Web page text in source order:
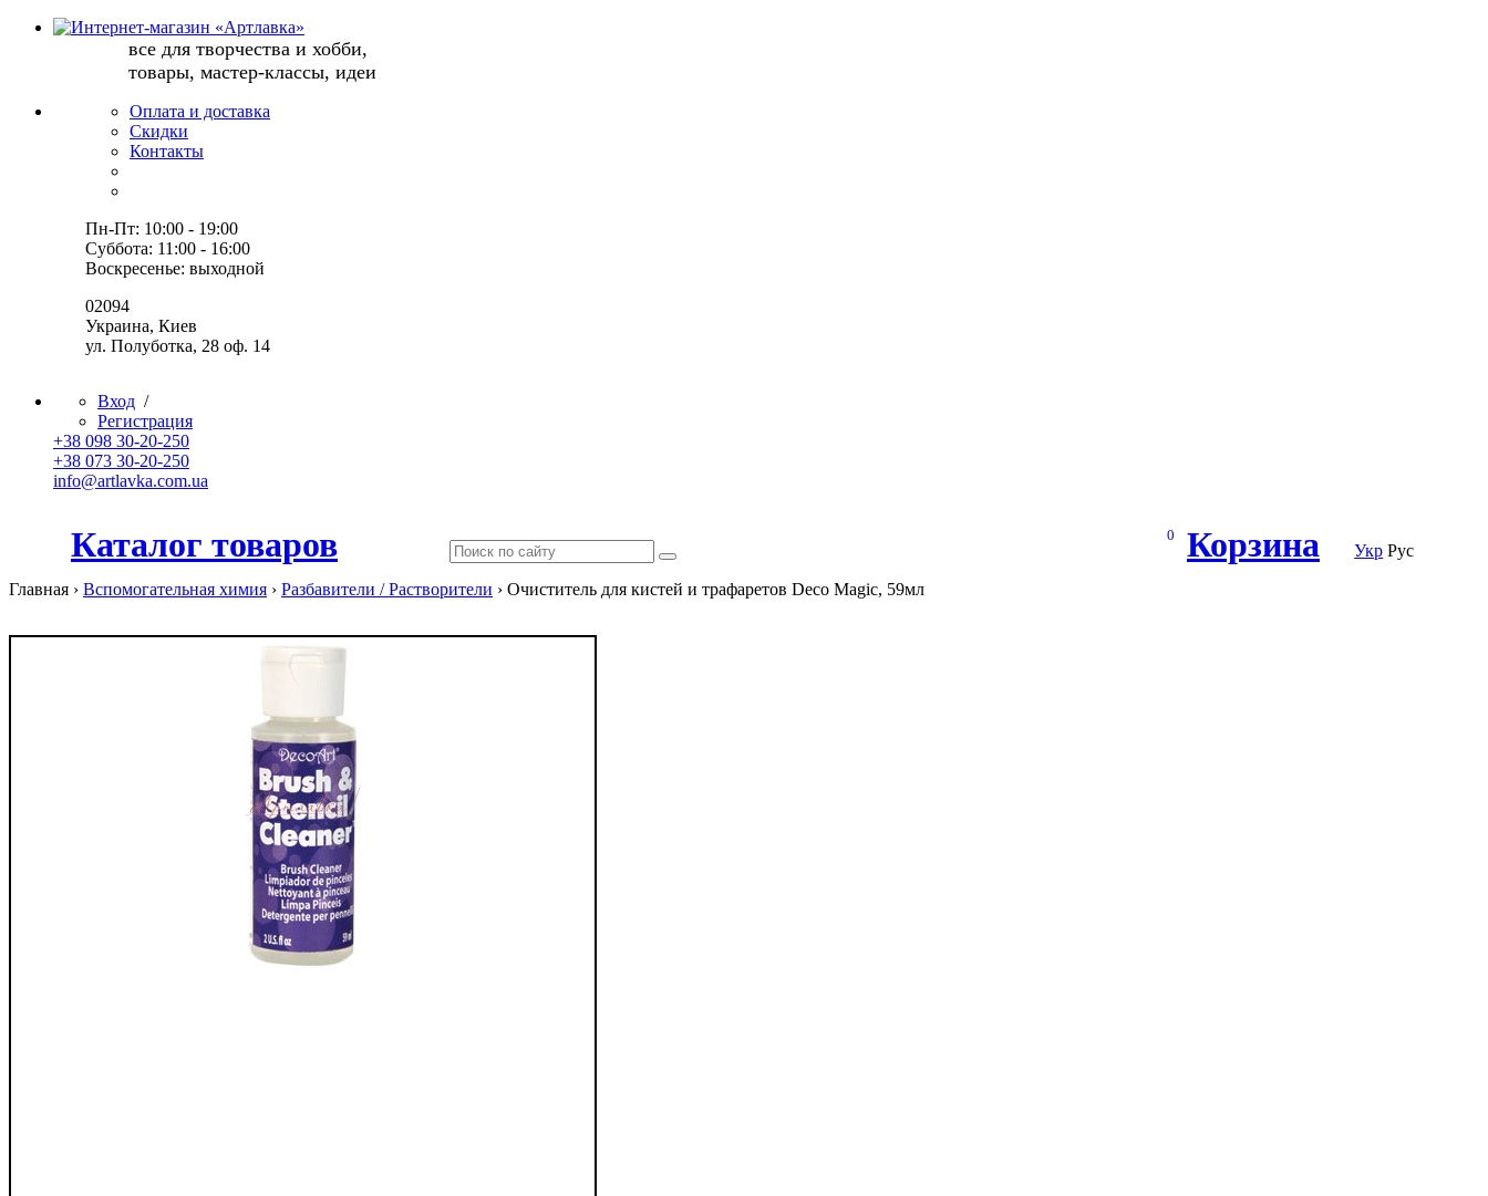
все для творчества и хобби,
товары, мастер-классы, идеи
Оплата и доставка
Скидки
Контакты
Пн-Пт: 10:00 - 19:00
Суббота: 11:00 - 16:00
Воскресенье: выходной
02094
Украина, Киев
ул. Полуботка, 28 оф. 14
Вход /
Регистрация
+38 098 30-20-250
+38 073 30-20-250
info@artlavka.com.ua
Каталог товаров Корзина
0
Укр Рус
Главная › Вспомогательная химия › Разбавители / Растворители › Очиститель для кистей и трафаретов Deco Magic, 59мл